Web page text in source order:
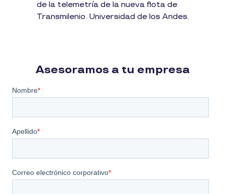
de la telemetría de la nueva flota de
Transmilenio. Universidad de los Andes.
Asesoramos a tu empresa